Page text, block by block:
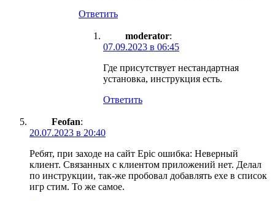
Ответить
moderator:
07.09.2023 в 06:45
Где присутствует нестандартная
установка, инструкция есть.
Ответить
Feofan:
20.07.2023 в 20:40
Ребят, при заходе на сайт Epic ошибка: Неверный
клиент. Связанных с клиентом приложений нет. Делал
по инструкции, так-же пробовал добавлять exe в список
игр стим. То же самое.